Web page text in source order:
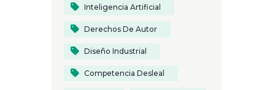
Inteligencia Artificial
Derechos De Autor
Diseño Industrial
Competencia Desleal